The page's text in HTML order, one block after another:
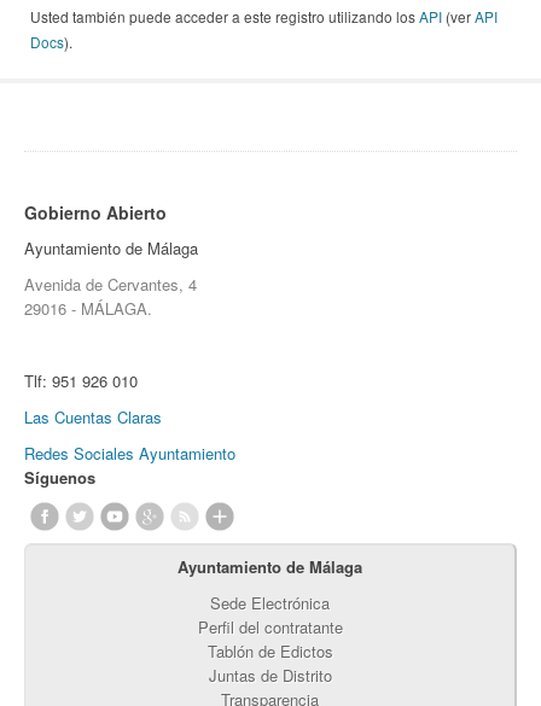
Usted también puede acceder a este registro utilizando losAPI (verAPI
Docs).
Gobierno Abierto
Ayuntamiento de Málaga
Avenida de Cervantes, 4
29016 - MÁLAGA.
Tlf: 951 926 010
Las Cuentas Claras
Redes Sociales Ayuntamiento
Síguenos
Ayuntamiento de Málaga
Sede Electrónica
Perfil del contratante
Tablón de Edictos
Juntas de Distrito
Transparencia